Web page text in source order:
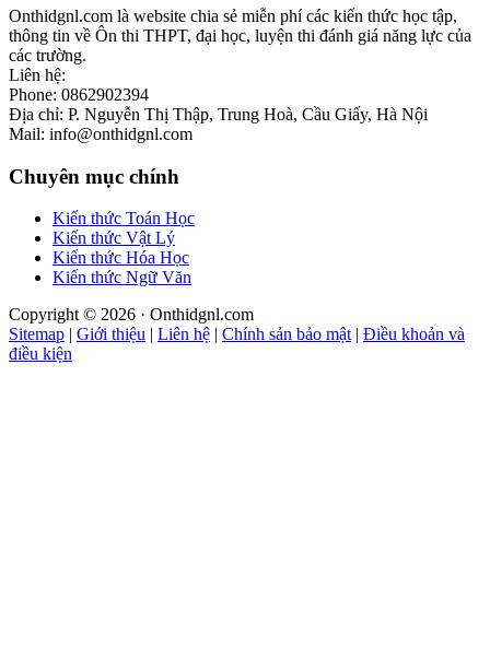
Onthidgnl.com là website chia sẻ miễn phí các kiến thức học tập,
thông tin về Ôn thi THPT, đại học, luyện thi đánh giá năng lực của
các trường.
Liên hệ:
Phone: 0862902394
Địa chỉ: P. Nguyễn Thị Thập, Trung Hoà, Cầu Giấy, Hà Nội
Mail: info@onthidgnl.com
Chuyên mục chính
Kiến thức Toán Học
Kiến thức Vật Lý
Kiến thức Hóa Học
Kiến thức Ngữ Văn
Copyright © 2026 · Onthidgnl.com
Sitemap | Giới thiệu | Liên hệ | Chính sản bảo mật | Điều khoản và
điều kiện